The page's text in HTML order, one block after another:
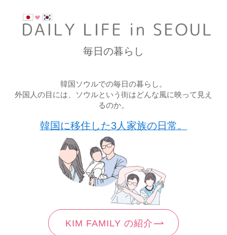
毎日の暮らし
韓国ソウルでの毎日の暮らし。
外国人の目には、ソウルという街はどんな風に映って見え
るのか。
韓国に移住した3人家族の日常。
KIM FAMILY の紹介